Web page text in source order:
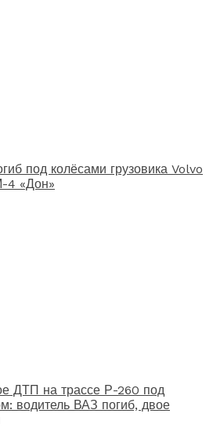
под колёсами грузовика Volvo
4 «Дон»
ДТП на трассе Р-260 под
водитель ВАЗ погиб, двое